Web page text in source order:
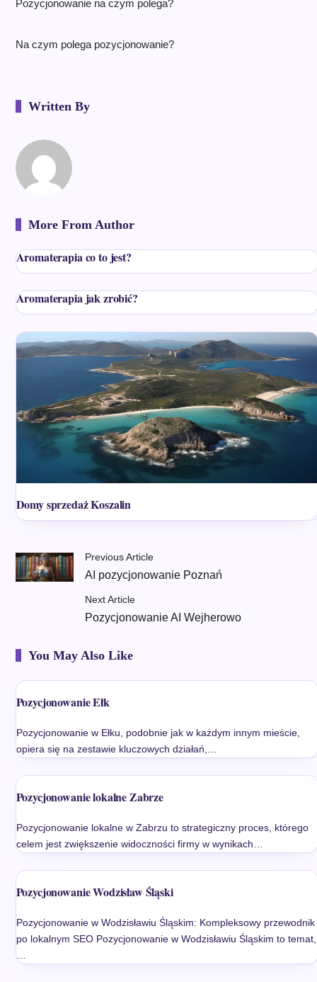
Pozycjonowanie na czym polega?
Na czym polega pozycjonowanie?
Written By
More From Author
Aromaterapia co to jest?
Aromaterapia jak zrobić?
Domy sprzedaż Koszalin
Previous Article
AI pozycjonowanie Poznań
Next Article
Pozycjonowanie AI Wejherowo
You May Also Like
Pozycjonowanie Ełk
Pozycjonowanie w Ełku, podobnie jak w każdym innym mieście,
opiera się na zestawie kluczowych działań,…
Pozycjonowanie lokalne Zabrze
Pozycjonowanie lokalne w Zabrzu to strategiczny proces, którego
celem jest zwiększenie widoczności firmy w wynikach…
Pozycjonowanie Wodzisław Śląski
Pozycjonowanie w Wodzisławiu Śląskim: Kompleksowy przewodnik
po lokalnym SEO Pozycjonowanie w Wodzisławiu Śląskim to temat,
…